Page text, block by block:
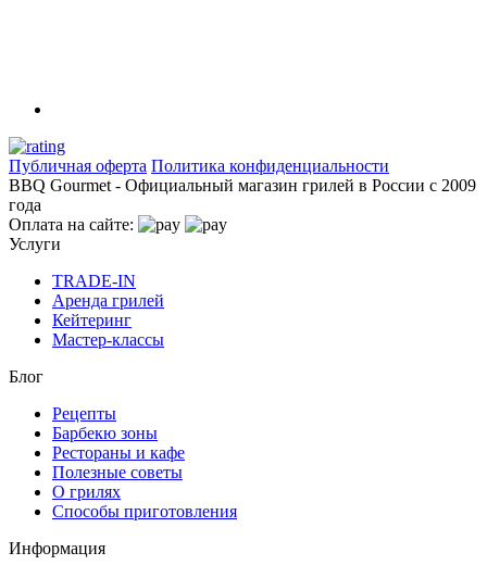
Публичная оферта Политика конфиденциальности
BBQ Gourmet - Официальный магазин грилей в России с 2009
года
Оплата на сайте:
Услуги
TRADE-IN
Аренда грилей
Кейтеринг
Мастер-классы
Блог
Рецепты
Барбекю зоны
Рестораны и кафе
Полезные советы
О грилях
Способы приготовления
Информация